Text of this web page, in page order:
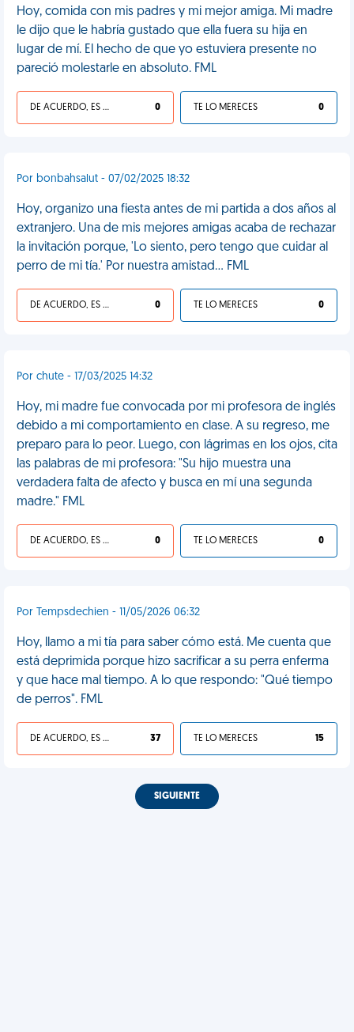
Hoy, comida con mis padres y mi mejor amiga. Mi madre
le dijo que le habría gustado que ella fuera su hija en
lugar de mí. El hecho de que yo estuviera presente no
pareció molestarle en absoluto. FML
DE ACUERDO, ES UNA VIDA HP 0 TE LO MERECES 0
Por bonbahsalut - 07/02/2025 18:32
Hoy, organizo una fiesta antes de mi partida a dos años al
extranjero. Una de mis mejores amigas acaba de rechazar
la invitación porque, 'Lo siento, pero tengo que cuidar al
perro de mi tía.' Por nuestra amistad... FML
DE ACUERDO, ES UNA VIDA HP 0 TE LO MERECES 0
Por chute - 17/03/2025 14:32
Hoy, mi madre fue convocada por mi profesora de inglés
debido a mi comportamiento en clase. A su regreso, me
preparo para lo peor. Luego, con lágrimas en los ojos, cita
las palabras de mi profesora: "Su hijo muestra una
verdadera falta de afecto y busca en mí una segunda
madre." FML
DE ACUERDO, ES UNA VIDA HP 0 TE LO MERECES 0
Por Tempsdechien - 11/05/2026 06:32
Hoy, llamo a mi tía para saber cómo está. Me cuenta que
está deprimida porque hizo sacrificar a su perra enferma
y que hace mal tiempo. A lo que respondo: "Qué tiempo
de perros". FML
DE ACUERDO, ES UNA VIDA HP 37 TE LO MERECES 15
SIGUIENTE